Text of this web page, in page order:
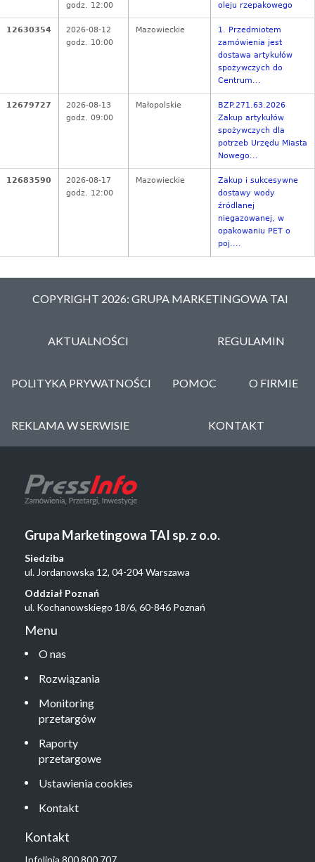
godz. 12:00
oleju rzepakowego
12630354
2026-08-12
godz. 10:00
Mazowieckie
1. Przedmiotem
zamówienia jest
dostawa artykułów
spożywczych do
Centrum...
12679727
2026-08-13
godz. 09:00
Małopolskie
BZP.271.63.2026
Zakup artykułów
spożywczych dla
potrzeb Urzędu Miasta
Nowego...
12683590
2026-08-17
godz. 12:00
Mazowieckie
Zakup i sukcesywne
dostawy wody
źródlanej
niegazowanej, w
opakowaniu PET o
poj....
COPYRIGHT 2026: GRUPA MARKETINGOWA TAI
AKTUALNOŚCI REGULAMIN
POLITYKA PRYWATNOŚCI POMOC O FIRMIE
REKLAMA W SERWISIE KONTAKT
Grupa Marketingowa TAI sp. z o.o.
Siedziba
ul. Jordanowska 12, 04-204 Warszawa
Oddział Poznań
ul. Kochanowskiego 18/6, 60-846 Poznań
Menu
O nas
Rozwiązania
Monitoring
przetargów
Raporty
przetargowe
Ustawienia cookies
Kontakt
Kontakt